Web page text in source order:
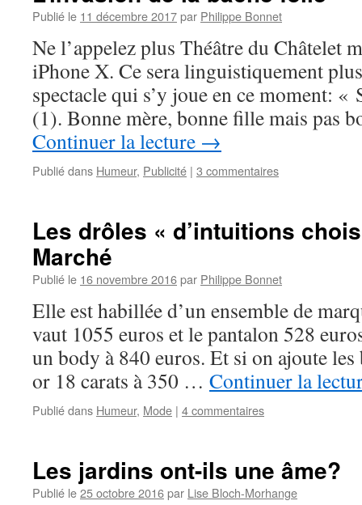
Publié le 11 décembre 2017par Philippe Bonnet
Ne l’appelez plus Théâtre du Châtelet
iPhone X. Ce sera linguistiquement
spectacle qui s’y joue en ce moment:
(1). Bonne mère, bonne fille mais pas
Continuer la lecture →
Publié dans Humeur, Publicité | 3 commentaires
Les drôles « d’intuitions
Marché
Publié le 16 novembre 2016par Philippe Bonnet
Elle est habillée d’un ensemble de
vaut 1055 euros et le pantalon 528
un body à 840 euros. Et si on ajoute les
or 18 carats à 350 … Continuer la
Publié dans Humeur, Mode | 4 commentaires
Les jardins ont-ils une âme?
Publié le25 octobre 2016par Lise Bloch-Morhange